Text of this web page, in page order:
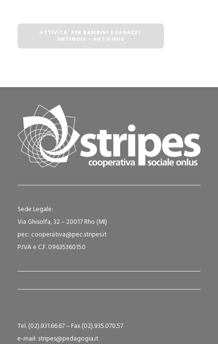
ATTIVITA' PER BAMBINI E RAGAZZI
ANTINOIA - ANTIVIRUS
Sede Legale:
Via Ghisolfa, 32 – 20017 Rho (MI)
pec: cooperativa@pec.stripes.it
P.IVA e C.F. 09635360150
Tel. (02).931.66.67 – Fax (02).935.070.57
e-mail: stripes@pedagogia.it